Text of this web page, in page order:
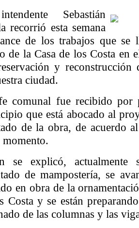
Sebastián
recorrió esta semana
de los trabajos que se
de la Casa de los Costa en
y
ciudad.
comunal fue recibido por
que está abocado al
de la obra, de acuerdo
momento.
se explicó,
de mampostería, se
en obra de la
Costa y se están
de las columnas y las